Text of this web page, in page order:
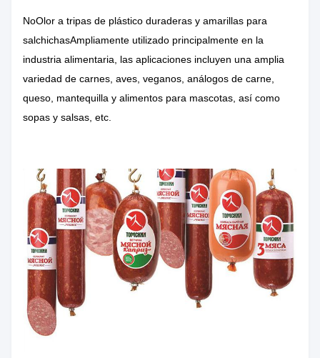
NoOlor a tripas de plástico duraderas y amarillas para
salchichasAmpliamente utilizado principalmente en la
industria alimentaria, las aplicaciones incluyen una amplia
variedad de carnes, aves, veganos, análogos de carne,
queso, mantequilla y alimentos para mascotas, así como
sopas y salsas, etc.